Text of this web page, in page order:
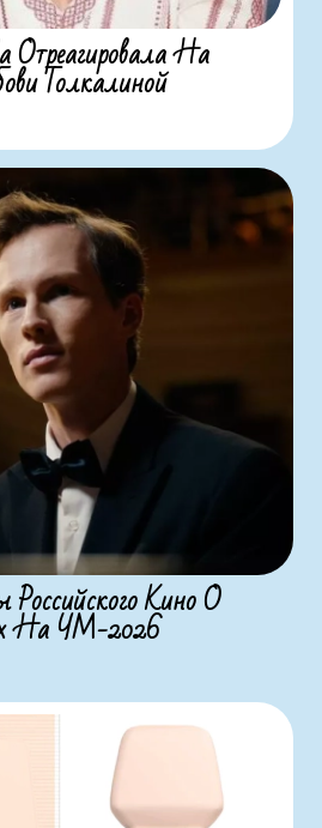
Отреагировала На
Толкалиной
Кино О
На ЧМ-2026